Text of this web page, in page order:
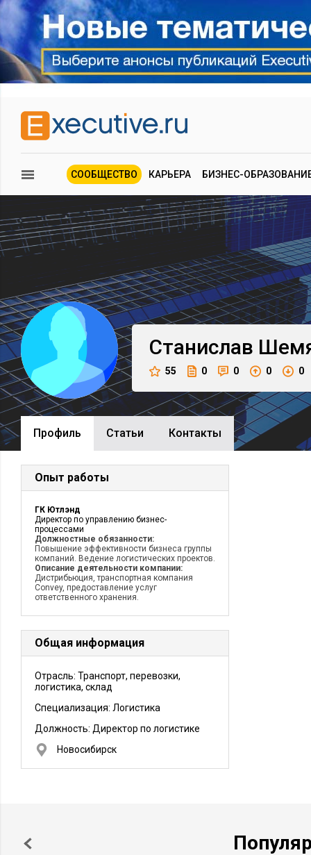
СООБЩЕСТВО КАРЬЕРА БИЗНЕС-
Станислав
55 0 0 0 0
Профиль Cтатьи Контакты
Опыт работы
ГК Ютлэнд
Директор по управлению бизнес-
процессами
Должностные обязанности:
Повышение эффективности бизнеса группы
компаний. Ведение логистических проектов.
Описание деятельности компании:
Дистрибьюция, транспортная компания
Convey, предоставление услуг
ответственного хранения.
Общая информация
Отрасль: Транспорт, перевозки,
логистика, склад
Специализация: Логистика
Должность: Директор по логистике
Новосибирск